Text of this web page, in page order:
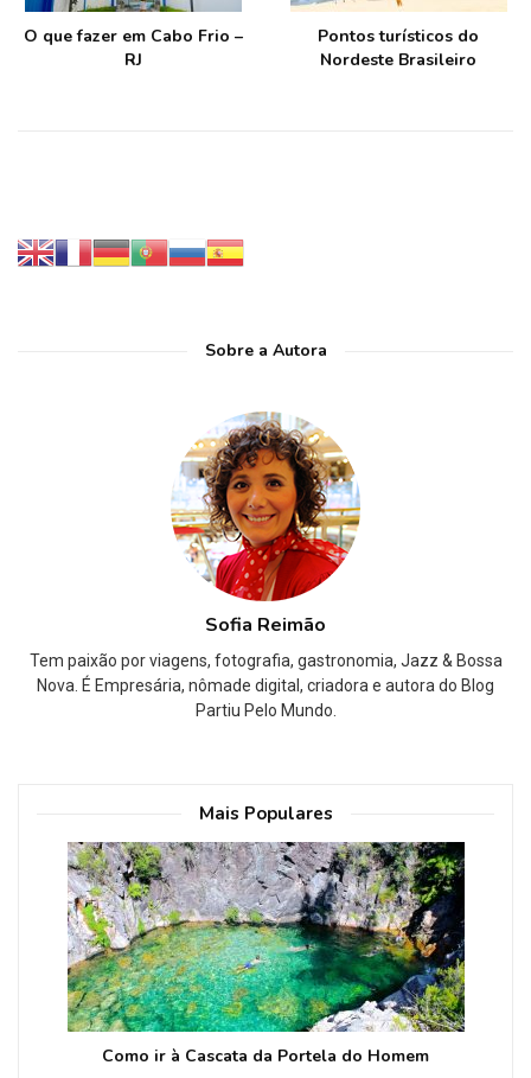
O que fazer em Cabo Frio –
RJ
Pontos turísticos do
Nordeste Brasileiro
Sobre a Autora
Sofia Reimão
Tem paixão por viagens, fotografia, gastronomia, Jazz & Bossa
Nova. É Empresária, nômade digital, criadora e autora do Blog
Partiu Pelo Mundo.
Mais Populares
Como ir à Cascata da Portela do Homem